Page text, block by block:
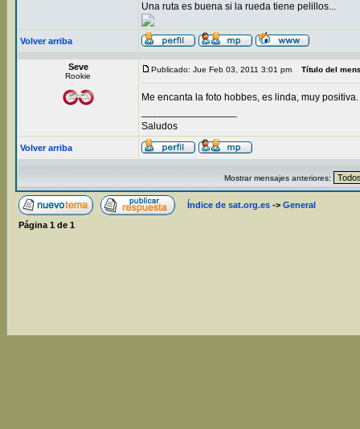
Una ruta es buena si la rueda tiene pelillos...
Volver arriba
Seve
Rookie
Publicado: Jue Feb 03, 2011 3:01 pm Título del
Me encanta la foto hobbes, es linda, muy positiva.
Saludos
Volver arriba
Mostrar mensajes anteriores:
Índice de sat.org.es -> General
Página 1 de 1